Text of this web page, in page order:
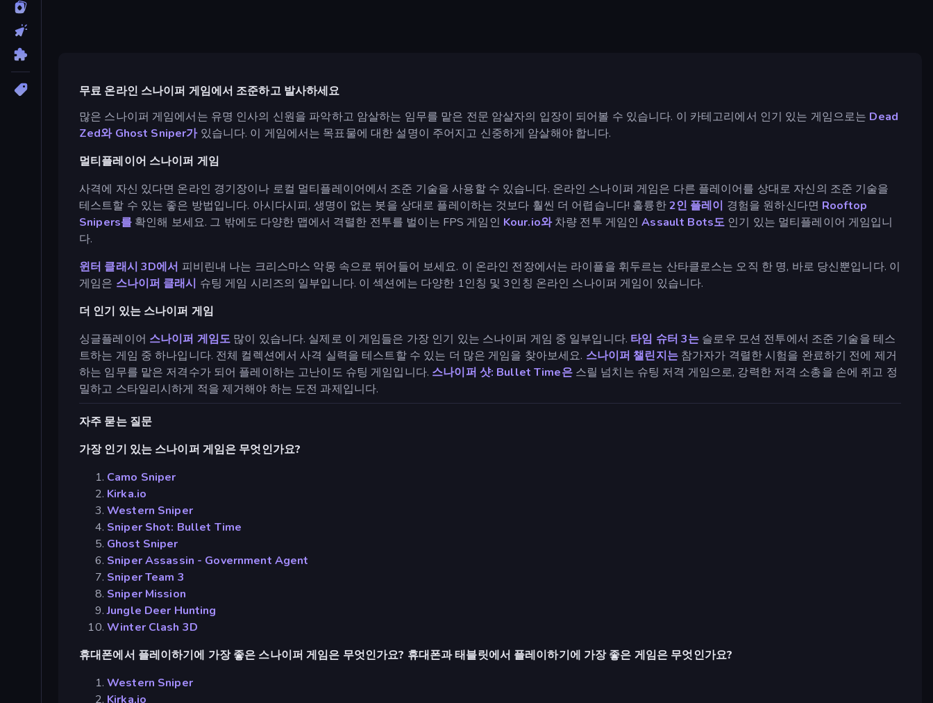
무료 온라인 스나이퍼 게임에서 조준하고 발사하세요
많은 스나이퍼 게임에서는 유명 인사의 신원을 파악하고 암살하는 임무를 맡은 전문 암살자의 입장이 되어볼 수 있습니다. 이 카테고리에서 인기 있는 게임으로는 Dead
Zed와 Ghost Sniper가있습니다. 이 게임에서는 목표물에 대한 설명이 주어지고 신중하게 암살해야 합니다.
멀티플레이어 스나이퍼 게임
사격에 자신 있다면 온라인 경기장이나 로컬 멀티플레이어에서 조준 기술을 사용할 수 있습니다. 온라인 스나이퍼 게임은 다른 플레이어를 상대로 자신의 조준 기술을
테스트할 수 있는 좋은 방법입니다. 아시다시피, 생명이 없는 봇을 상대로 플레이하는 것보다 훨씬 더 어렵습니다! 훌륭한2인 플레이 경험을 원하신다면 Rooftop
Snipers를 확인해 보세요. 그 밖에도 다양한 맵에서 격렬한 전투를 벌이는 FPS 게임인 Kour.io와차량 전투 게임인Assault Bots도 인기 있는 멀티플레이어 게임입니
다.
윈터 클래시 3D에서 피비린내 나는 크리스마스 악몽 속으로 뛰어들어 보세요. 이 온라인 전장에서는 라이플을 휘두르는 산타클로스는 오직 한 명, 바로 당신뿐입니다. 이
게임은 스나이퍼 클래시 슈팅 게임 시리즈의 일부입니다. 이 섹션에는 다양한 1인칭 및 3인칭 온라인 스나이퍼 게임이 있습니다.
더 인기 있는 스나이퍼 게임
싱글플레이어 스나이퍼 게임도많이 있습니다. 실제로 이 게임들은 가장 인기 있는 스나이퍼 게임 중 일부입니다. 타임 슈터 3는 슬로우 모션 전투에서 조준 기술을 테스
트하는 게임 중 하나입니다. 전체 컬렉션에서 사격 실력을 테스트할 수 있는 더 많은 게임을 찾아보세요. 스나이퍼 챌린지는 참가자가 격렬한 시험을 완료하기 전에 제거
하는 임무를 맡은 저격수가 되어 플레이하는 고난이도 슈팅 게임입니다. 스나이퍼 샷: Bullet Time은스릴 넘치는 슈팅 저격 게임으로, 강력한 저격 소총을 손에 쥐고 정
밀하고 스타일리시하게 적을 제거해야 하는 도전 과제입니다.
자주 묻는 질문
가장 인기 있는 스나이퍼 게임은 무엇인가요?
Camo Sniper
Kirka.io
Western Sniper
Sniper Shot: Bullet Time
Ghost Sniper
Sniper Assassin - Government Agent
Sniper Team 3
Sniper Mission
Jungle Deer Hunting
Winter Clash 3D
휴대폰에서 플레이하기에 가장 좋은 스나이퍼 게임은 무엇인가요? 휴대폰과 태블릿에서 플레이하기에 가장 좋은 게임은 무엇인가요?
Western Sniper
Kirka.io